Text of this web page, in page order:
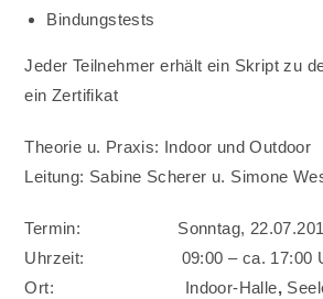
Bindungstests
Jeder Teilnehmer erhält ein Skript zu
ein Zertifikat
Theorie u. Praxis: Indoor und Outdoor
Leitung: Sabine Scherer u. Simone
Termin: Sonntag,
Uhrzeit: 09:00 – ca. 17:00
Ort: Indoor-Halle,